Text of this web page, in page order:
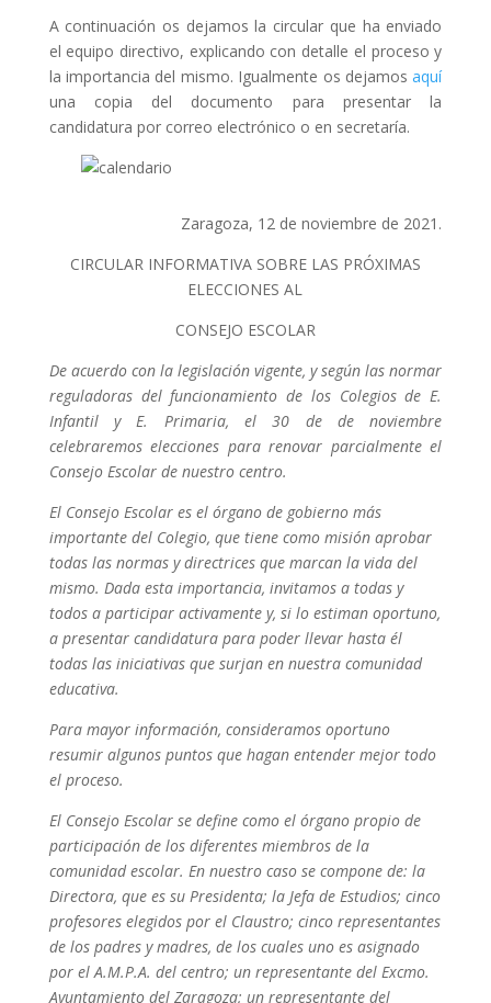
A continuación os dejamos la circular que ha enviado
el equipo directivo, explicando con detalle el proceso y
la importancia del mismo. Igualmente os dejamosaquí
una copia del documento para presentar la
candidatura por correo electrónico o en secretaría.
Zaragoza, 12 de noviembre de 2021.
CIRCULAR INFORMATIVA SOBRE LAS PRÓXIMAS
ELECCIONES AL
CONSEJO ESCOLAR
De acuerdo con la legislación vigente, y según las normar
reguladoras del funcionamiento de los Colegios de E.
Infantil y E. Primaria, el 30 de de noviembre
celebraremos elecciones para renovar parcialmente el
Consejo Escolar de nuestro centro.
El Consejo Escolar es el órgano de gobierno más
importante del Colegio, que tiene como misión aprobar
todas las normas y directrices que marcan la vida del
mismo. Dada esta importancia, invitamos a todas y
todos a participar activamente y, si lo estiman oportuno,
a presentar candidatura para poder llevar hasta él
todas las iniciativas que surjan en nuestra comunidad
educativa.
Para mayor información, consideramos oportuno
resumir algunos puntos que hagan entender mejor todo
el proceso.
El Consejo Escolar se define como el órgano propio de
participación de los diferentes miembros de la
comunidad escolar. En nuestro caso se compone de: la
Directora, que es su Presidenta; la Jefa de Estudios; cinco
profesores elegidos por el Claustro; cinco representantes
de los padres y madres, de los cuales uno es asignado
por el A.M.P.A. del centro; un representante del Excmo.
Ayuntamiento del Zaragoza; un representante del